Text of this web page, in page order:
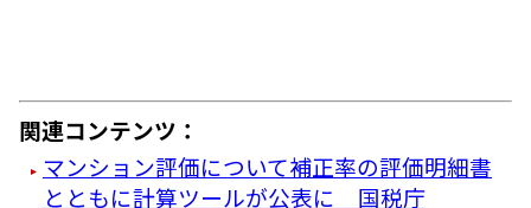
関連コンテンツ：
マンション評価について補正率の評価明細書
とともに計算ツールが公表に 国税庁